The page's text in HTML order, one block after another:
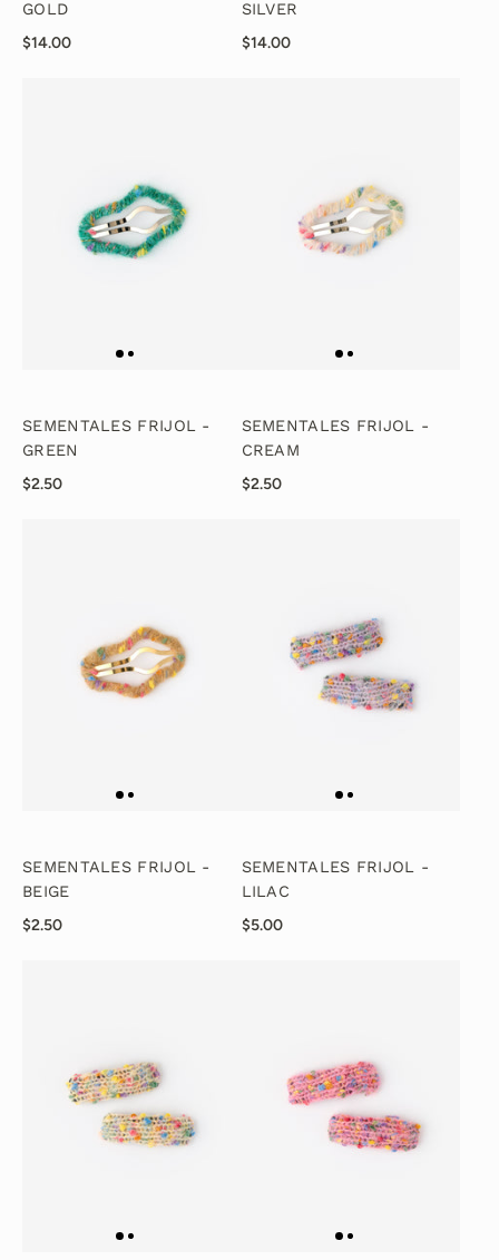
GOLD
$14.00
SILVER
$14.00
SEMENTALES FRIJOL -
GREEN
$2.50
SEMENTALES FRIJOL -
CREAM
$2.50
SEMENTALES FRIJOL -
BEIGE
$2.50
SEMENTALES FRIJOL -
LILAC
$5.00